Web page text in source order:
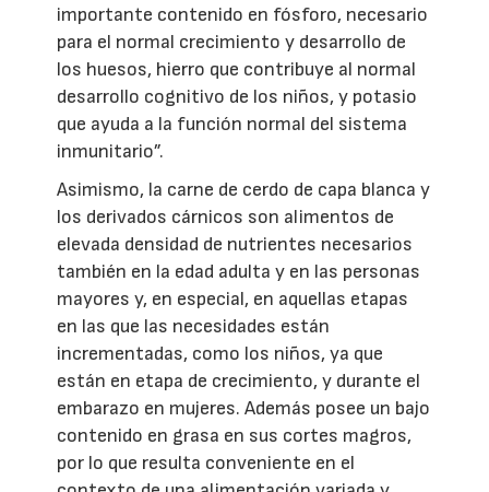
importante contenido en fósforo, necesario
para el normal crecimiento y desarrollo de
los huesos, hierro que contribuye al normal
desarrollo cognitivo de los niños, y potasio
que ayuda a la función normal del sistema
inmunitario”.
Asimismo, la carne de cerdo de capa blanca y
los derivados cárnicos son alimentos de
elevada densidad de nutrientes necesarios
también en la edad adulta y en las personas
mayores y, en especial, en aquellas etapas
en las que las necesidades están
incrementadas, como los niños, ya que
están en etapa de crecimiento, y durante el
embarazo en mujeres. Además posee un bajo
contenido en grasa en sus cortes magros,
por lo que resulta conveniente en el